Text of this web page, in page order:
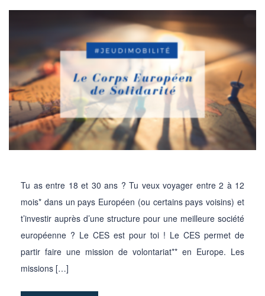
Tu as entre 18 et 30 ans ? Tu veux voyager entre 2 à 12
mois* dans un pays Européen (ou certains pays voisins) et
t’investir auprès d’une structure pour une meilleure société
européenne ? Le CES est pour toi ! Le CES permet de
partir faire une mission de volontariat** en Europe. Les
missions […]